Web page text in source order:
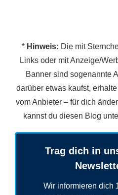
* Hinweis: Die mit
Links oder mit Anzeige/
Banner sind sogenannte
darüber etwas kaufst,
vom Anbieter – für dich
kannst du diesen Blog
Trag dich in
Wir informieren dich